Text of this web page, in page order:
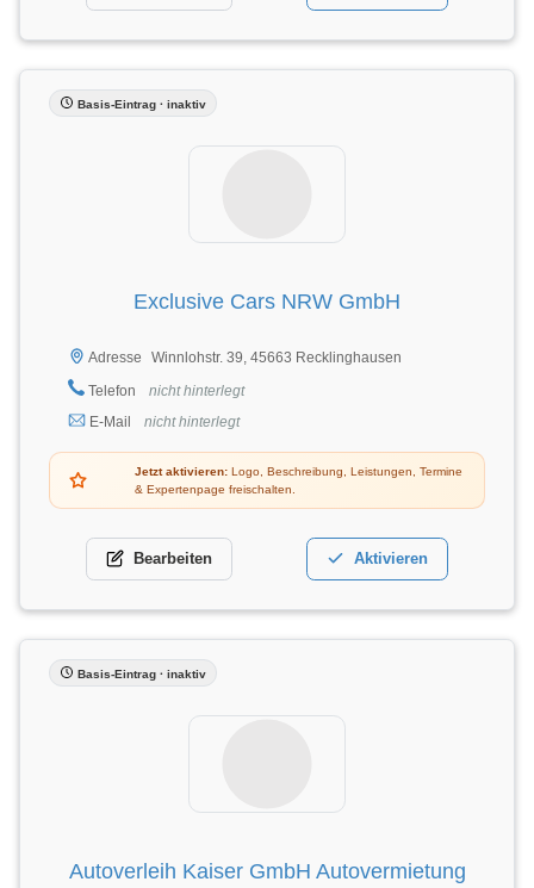
Basis-Eintrag · inaktiv
Exclusive Cars NRW GmbH
Adresse
Winnlohstr. 39, 45663 Recklinghausen
Telefon
nicht hinterlegt
E-Mail
nicht hinterlegt
Jetzt aktivieren: Logo, Beschreibung, Leistungen, Termine
& Expertenpage freischalten.
Bearbeiten Aktivieren
Basis-Eintrag · inaktiv
Autoverleih Kaiser GmbH Autovermietung